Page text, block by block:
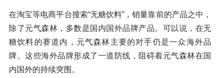
在淘宝等电商平台搜索“无糖饮料”，销量靠前的产品之中，
除了元气森林，多数是国内国外品牌产品。可以说，在无
糖饮料的赛道内，元气森林主要的对手仍是一众海外品
牌。这些海外品牌形成了一道防线，阻碍着元气森林在国
内国外的持续突围。